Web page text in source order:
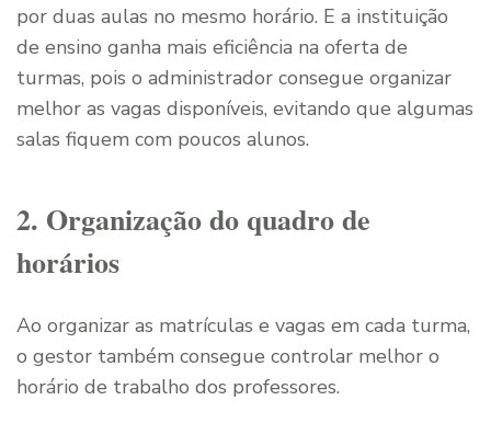
por duas aulas no mesmo horário. E a instituição
de ensino ganha mais eficiência na oferta de
turmas, pois o administrador consegue organizar
melhor as vagas disponíveis, evitando que algumas
salas fiquem com poucos alunos.
2. Organização do quadro de
horários
Ao organizar as matrículas e vagas em cada turma,
o gestor também consegue controlar melhor o
horário de trabalho dos professores.